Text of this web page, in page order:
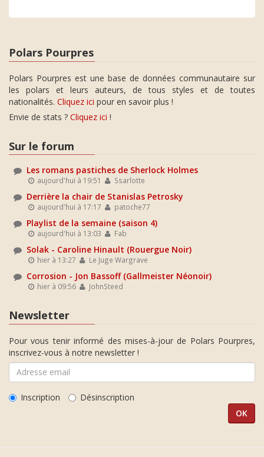
Polars Pourpres
Polars Pourpres est une base de données communautaire sur
les polars et leurs auteurs, de tous styles et de toutes
nationalités. Cliquez ici pour en savoir plus !
Envie de stats ? Cliquez ici !
Sur le forum
Les romans pastiches de Sherlock Holmes
aujourd'hui à 19:51 Ssarlotte
Derrière la chair de Stanislas Petrosky
aujourd'hui à 17:17 patoche77
Playlist de la semaine (saison 4)
aujourd'hui à 13:03 Fab
Solak - Caroline Hinault (Rouergue Noir)
hier à 13:27 Le Juge Wargrave
Corrosion - Jon Bassoff (Gallmeister Néonoir)
hier à 09:56 JohnSteed
Newsletter
Pour vous tenir informé des mises-à-jour de Polars Pourpres,
inscrivez-vous à notre newsletter !
Inscription Désinscription